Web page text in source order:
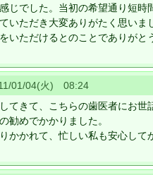
じでした。当初の希望通り短時
いただき大変ありがたく思いま
いただけるとのことでありがと
01/04(火) 08:24
てきて、こちらの歯医者にお世
勧めでかかりました。
かかれて、忙しい私も安心して